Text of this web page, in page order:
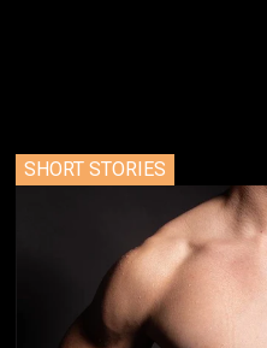
SHORT STORIES